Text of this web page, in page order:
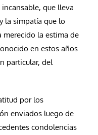
que lleva
la simpatía que lo
merecido la estima de
en estos años
particular, del
por los
enviados luego de
condolencias